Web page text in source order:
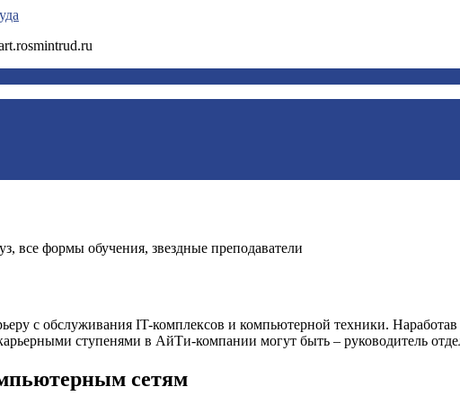
все формы обучения, звездные преподаватели
с обслуживания IT-комплексов и компьютерной техники. Наработав
ступенями в АйТи-компании могут быть – руководитель
сетям